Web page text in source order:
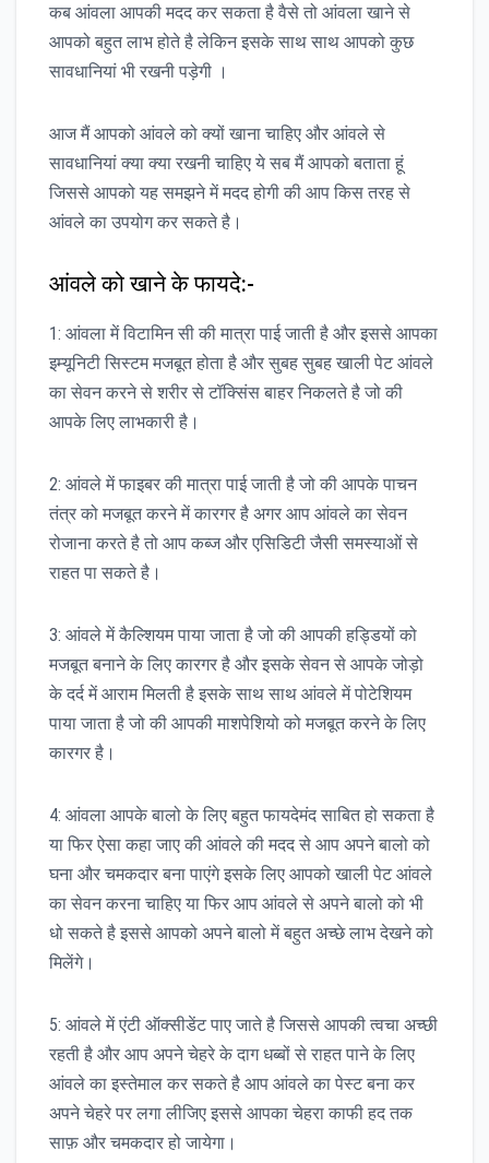
कब आंवला आपकी मदद कर सकता है वैसे तो आंवला खाने से
आपको बहुत लाभ होते है लेकिन इसके साथ साथ आपको कुछ
सावधानियां भी रखनी पड़ेगी ।
आज मैं आपको आंवले को क्यों खाना चाहिए और आंवले से
सावधानियां क्या क्या रखनी चाहिए ये सब मैं आपको बताता हूं
जिससे आपको यह समझने में मदद होगी की आप किस तरह से
आंवले का उपयोग कर सकते है।
आंवले को खाने के फायदे:-
1: आंवला में विटामिन सी की मात्रा पाई जाती है और इससे आपका
इम्यूनिटी सिस्टम मजबूत होता है और सुबह सुबह खाली पेट आंवले
का सेवन करने से शरीर से टॉक्सिंस बाहर निकलते है जो की
आपके लिए लाभकारी है।
2: आंवले में फाइबर की मात्रा पाई जाती है जो की आपके पाचन
तंत्र को मजबूत करने में कारगर है अगर आप आंवले का सेवन
रोजाना करते है तो आप कब्ज और एसिडिटी जैसी समस्याओं से
राहत पा सकते है।
3: आंवले में कैल्शियम पाया जाता है जो की आपकी हड्डियों को
मजबूत बनाने के लिए कारगर है और इसके सेवन से आपके जोड़ो
के दर्द में आराम मिलती है इसके साथ साथ आंवले में पोटेशियम
पाया जाता है जो की आपकी माशपेशियो को मजबूत करने के लिए
कारगर है।
4: आंवला आपके बालो के लिए बहुत फायदेमंद साबित हो सकता है
या फिर ऐसा कहा जाए की आंवले की मदद से आप अपने बालो को
घना और चमकदार बना पाएंगे इसके लिए आपको खाली पेट आंवले
का सेवन करना चाहिए या फिर आप आंवले से अपने बालो को भी
धो सकते है इससे आपको अपने बालो में बहुत अच्छे लाभ देखने को
मिलेंगे।
5: आंवले में एंटी ऑक्सीडेंट पाए जाते है जिससे आपकी त्वचा अच्छी
रहती है और आप अपने चेहरे के दाग धब्बों से राहत पाने के लिए
आंवले का इस्तेमाल कर सकते है आप आंवले का पेस्ट बना कर
अपने चेहरे पर लगा लीजिए इससे आपका चेहरा काफी हद तक
साफ़ और चमकदार हो जायेगा।